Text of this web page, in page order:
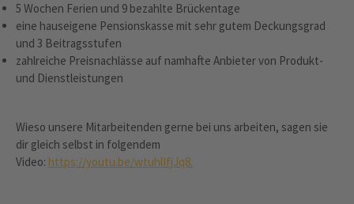
5 Wochen Ferien und 9 bezahlte Brückentage
eine hauseigene Pensionskasse mit sehr gutem Deckungsgrad
und 3 Beitragsstufen
zahlreiche Preisnachlässe auf namhafte Anbieter von Produkt-
und Dienstleistungen
Wieso unsere Mitarbeitenden gerne bei uns arbeiten, sagen sie
dir gleich selbst in folgendem
Video: https://youtu.be/wtuhlIfjJq8.